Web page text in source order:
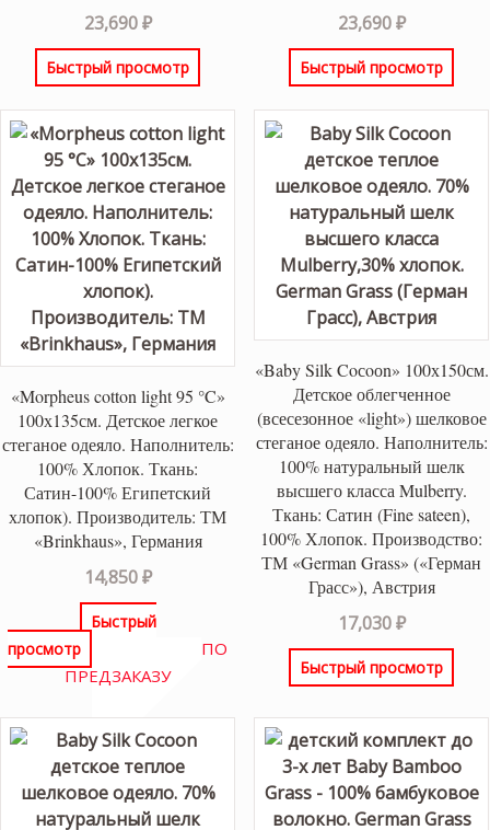
23,690₽
Быстрый просмотр
23,690₽
Быстрый просмотр
«Morpheus cotton light 95 °C»
100х135см. Детское легкое
стеганое одеяло. Наполнитель:
100% Хлопок. Ткань:
Сатин-100% Египетский
хлопок). Производитель: ТМ
«Brinkhaus», Германия
14,850₽
Быстрый
просмотр
ПО
ПРЕДЗАКАЗУ
«Baby Silk Coсoоn» 100х150см.
Детское облегченное
(всесезонное «light») шелковое
стеганое одеяло. Наполнитель:
100% натуральный шелк
высшего класса Mulberry.
Ткань: Сатин (Fine sateen),
100% Хлопок. Производство:
ТМ «German Grass» («Герман
Грасс»), Австрия
17,030₽
Быстрый просмотр